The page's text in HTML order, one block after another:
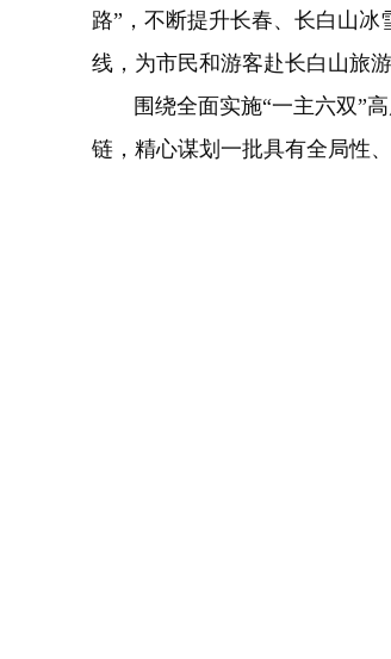
路”，不断提升长春、长白山
线，为市民和游客赴长白山旅
围绕全面实施“一主六双”高
链，精心谋划一批具有全局性